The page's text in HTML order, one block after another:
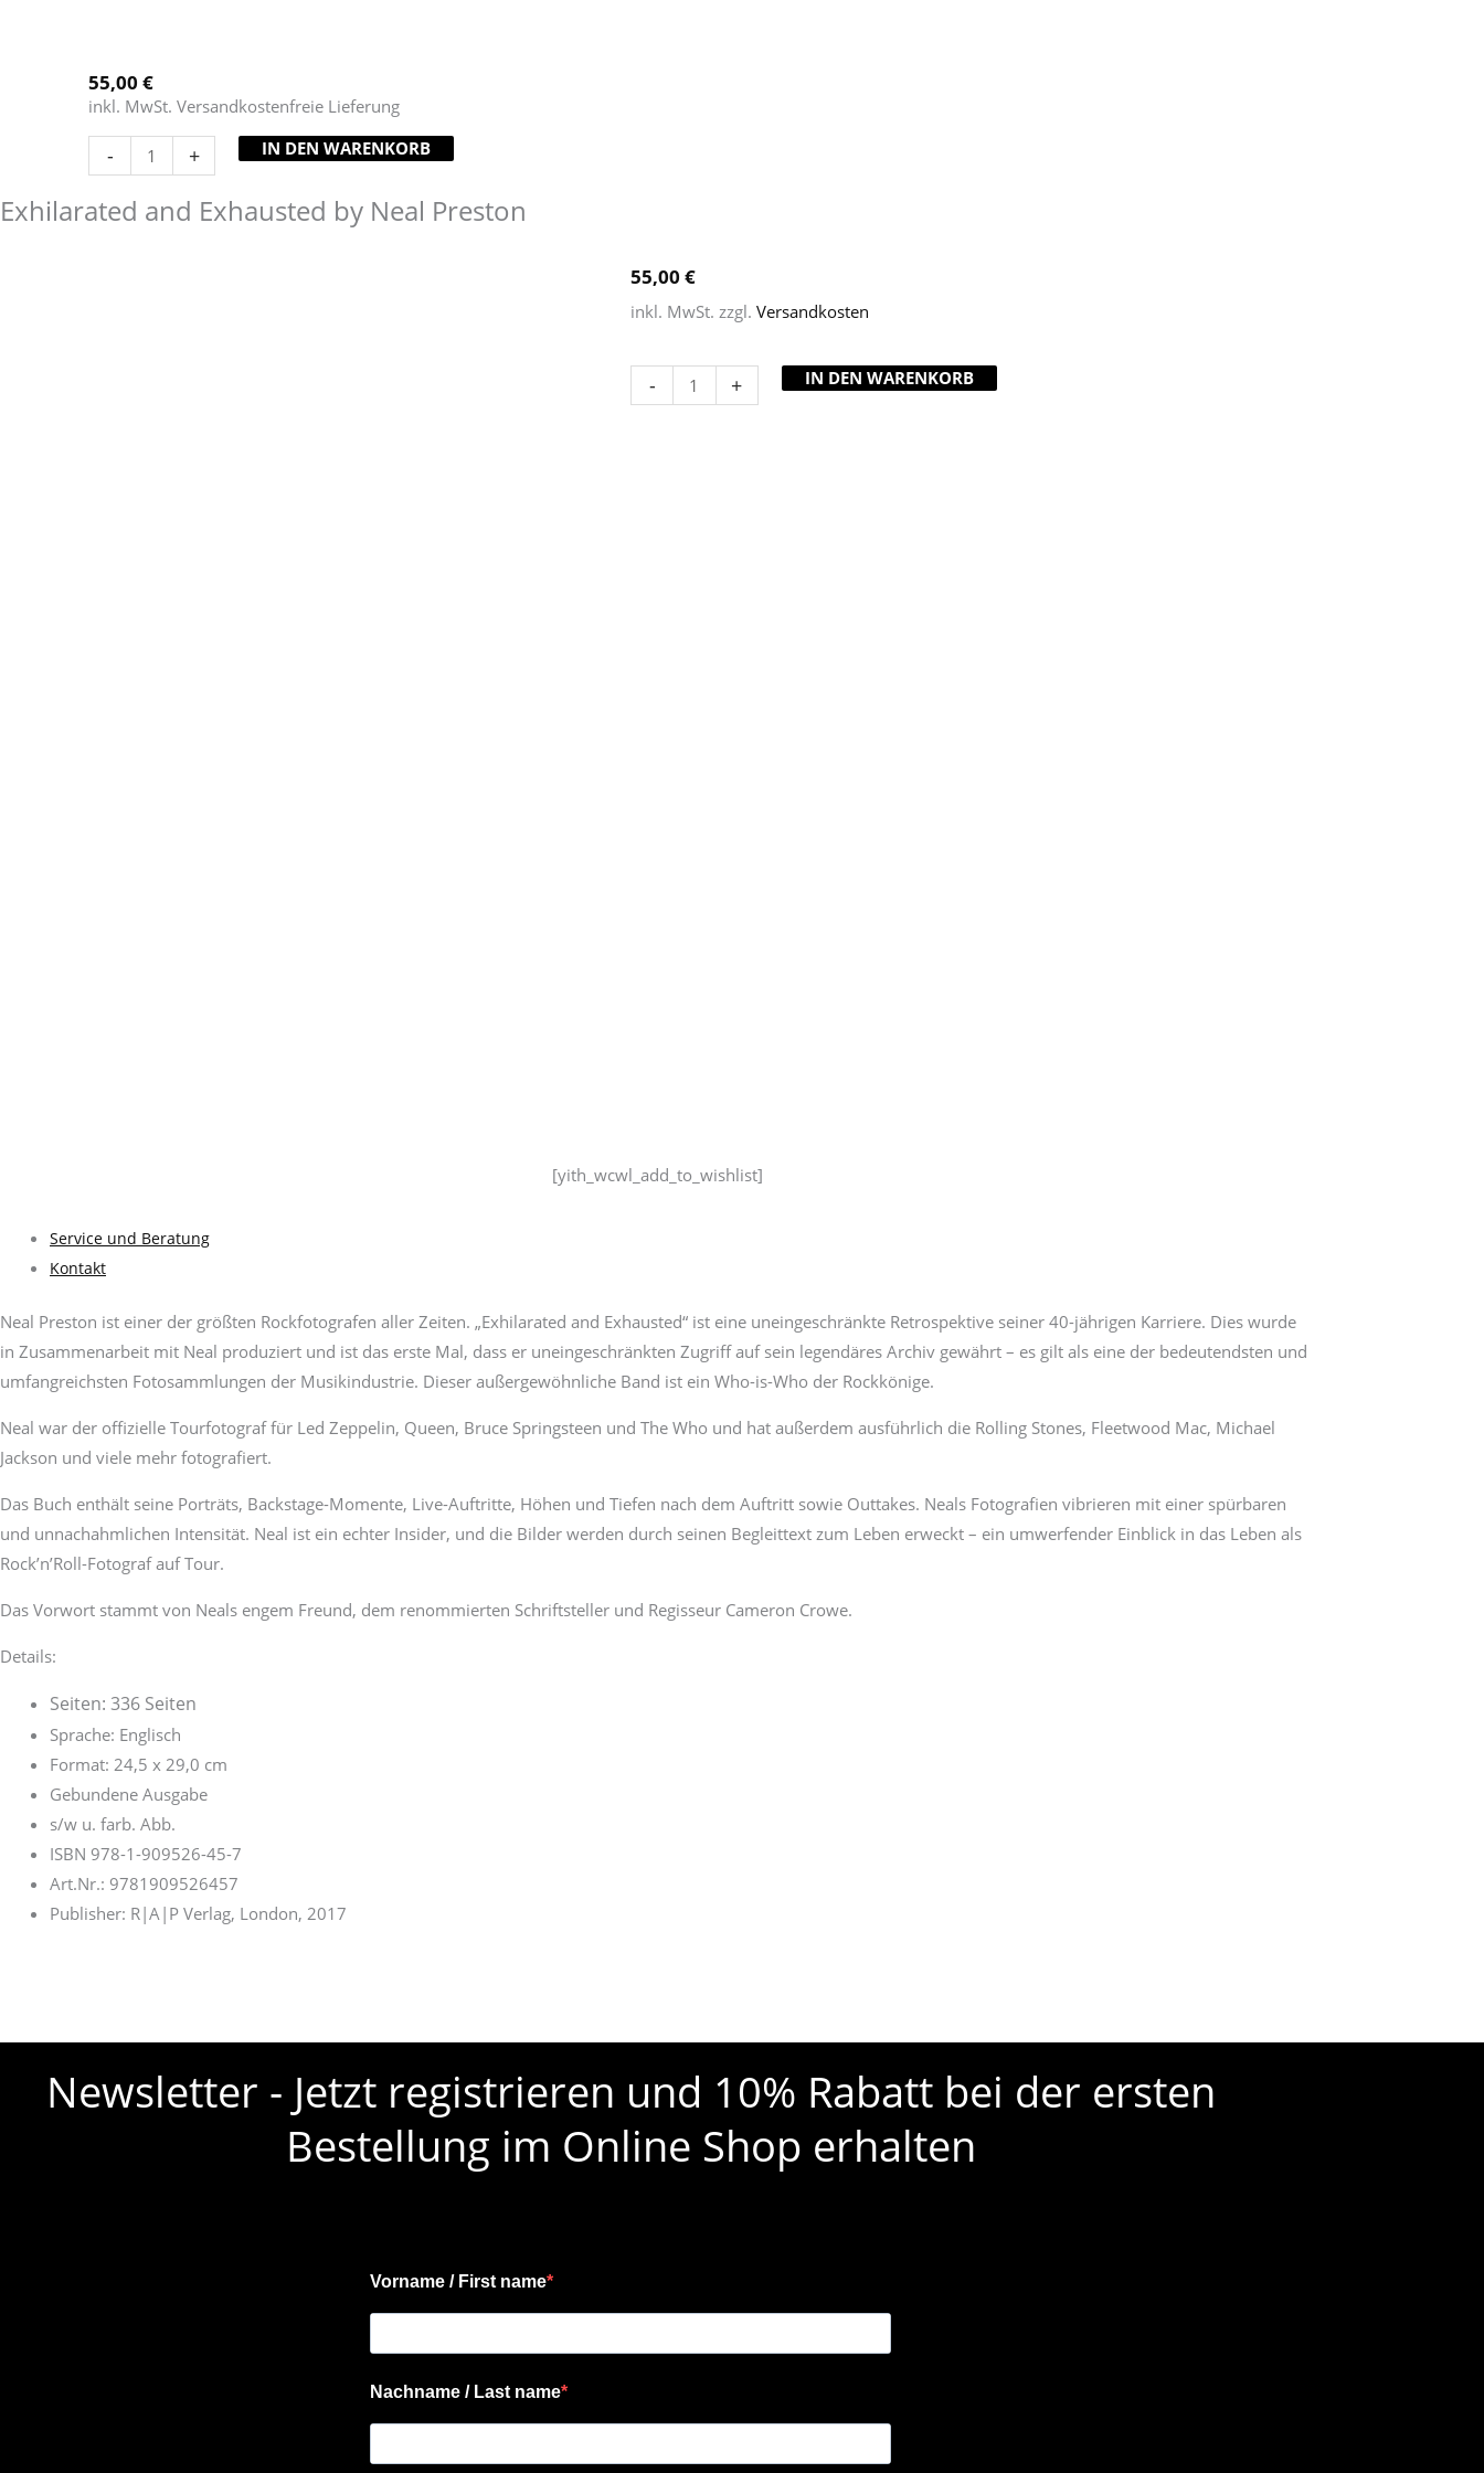
55,00 €
inkl. MwSt. Versandkostenfreie Lieferung
- + IN DEN WARENKORB
Exhilarated and Exhausted by Neal Preston
55,00€
inkl. MwSt.zzgl.Versandkosten
- + IN DEN WARENKORB
[yith_wcwl_add_to_wishlist]
Service und Beratung
Kontakt
Neal Preston ist einer der größten Rockfotografen aller Zeiten. „Exhilarated and Exhausted“ ist eine uneingeschränkte Retrospektive seiner 40-jährigen Karriere. Dies wurde
in Zusammenarbeit mit Neal produziert und ist das erste Mal, dass er uneingeschränkten Zugriff auf sein legendäres Archiv gewährt – es gilt als eine der bedeutendsten und
umfangreichsten Fotosammlungen der Musikindustrie. Dieser außergewöhnliche Band ist ein Who-is-Who der Rockkönige.
Neal war der offizielle Tourfotograf für Led Zeppelin, Queen, Bruce Springsteen und The Who und hat außerdem ausführlich die Rolling Stones, Fleetwood Mac, Michael
Jackson und viele mehr fotografiert.
Das Buch enthält seine Porträts, Backstage-Momente, Live-Auftritte, Höhen und Tiefen nach dem Auftritt sowie Outtakes. Neals Fotografien vibrieren mit einer spürbaren
und unnachahmlichen Intensität. Neal ist ein echter Insider, und die Bilder werden durch seinen Begleittext zum Leben erweckt – ein umwerfender Einblick in das Leben als
Rock’n’Roll-Fotograf auf Tour.
Das Vorwort stammt von Neals engem Freund, dem renommierten Schriftsteller und Regisseur Cameron Crowe.
Details:
Seiten: 336 Seiten
Sprache: Englisch
Format: 24,5 x 29,0 cm
Gebundene Ausgabe
s/w u. farb. Abb.
ISBN 978-1-909526-45-7
Art.Nr.: 9781909526457
Publisher: R|A|P Verlag, London, 2017
Newsletter - Jetzt registrieren und 10% Rabatt bei der ersten
Bestellung im Online Shop erhalten
Vorname / First name
Nachname / Last name